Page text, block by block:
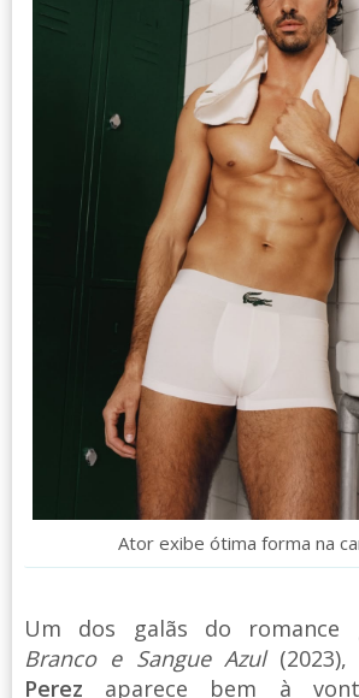
Ator exibe ótima forma na
Um dos galãs do romance
Branco e Sangue Azul(2023),
Perez aparece bem à